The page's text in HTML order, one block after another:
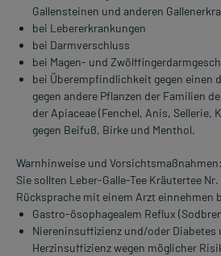
Gallensteinen und anderen
bei Lebererkrankungen
bei Darmverschluss
bei Magen- und
bei Überempfindlichkeit gegen einen
gegen andere Pflanzen der Familien
der Apiaceae (Fenchel, Anis, Sellerie,
gegen Beifuß, Birke und Menthol.
Warnhinweise und Vorsichtsmaßnahmen:
Sie sollten Leber-Galle-Tee Kräutertee Nr.
Rücksprache mit einem Arzt einnehmen
Gastro-ösophagealem Reflux
Niereninsuffizienz und/oder Diabetes
Herzinsuffizienz wegen möglicher